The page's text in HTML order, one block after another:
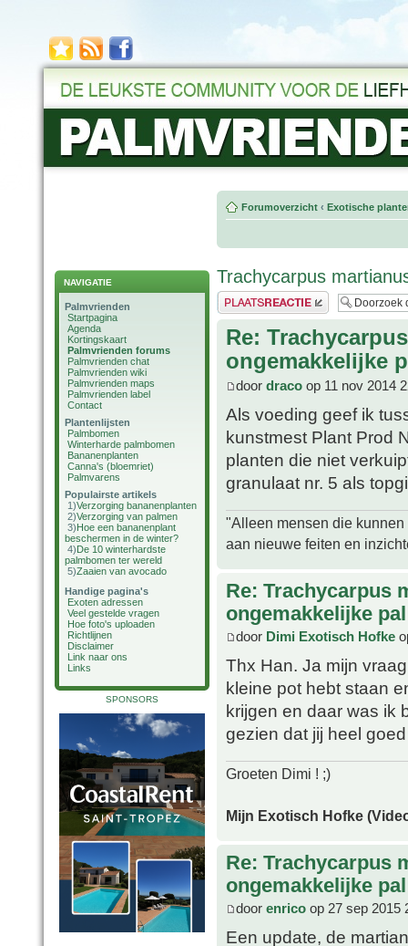
NAVIGATIE
Palmvrienden
Startpagina
Agenda
Kortingskaart
Palmvrienden forums
Palmvrienden chat
Palmvrienden wiki
Palmvrienden maps
Palmvrienden label
Contact
Plantenlijsten
Palmbomen
Winterharde palmbomen
Bananenplanten
Canna's (bloemriet)
Palmvarens
Populairste artikels
1)Verzorging bananenplanten
2)Verzorging van palmen
3)Hoe een bananenplant
beschermen in de winter?
4)De 10 winterhardste
palmbomen ter wereld
5)Zaaien van avocado
Handige pagina's
Exoten adressen
Veel gestelde vragen
Hoe foto's uploaden
Richtlijnen
Disclaimer
Link naar ons
Links
SPONSORS
Forumoverzicht ‹ Exotische
Trachycarpus
Plaats een reactie
Re:
ongemakkelijke
door draco op 11 nov 2014
Als voeding geef ik
kunstmest Plant Prod
planten die niet
granulaat nr. 5 als
"Alleen mensen die
aan nieuwe feiten en
Re: Trachycarpus
ongemakkelijke pal
door Dimi Exotisch Hofke
Thx Han. Ja mijn
kleine pot hebt staan
krijgen en daar was ik
gezien dat jij heel
Groeten Dimi ! ;)
Mijn Exotisch Hofke
Re: Trachycarpus
ongemakkelijke pal
door enrico op 27 sep 2015
Een update, de